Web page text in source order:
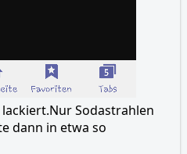
Sodastrahlen
dann in etwa so